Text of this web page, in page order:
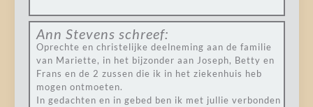
Ann Stevens schreef:
Oprechte en christelijke deelneming aan de familie
van Mariette, in het bijzonder aan Joseph, Betty en
Frans en de 2 zussen die ik in het ziekenhuis heb
mogen ontmoeten.
In gedachten en in gebed ben ik met jullie verbonden